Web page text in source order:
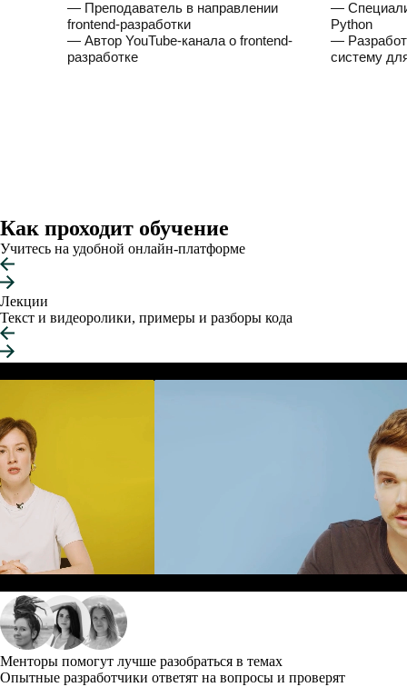
— Преподаватель в направлении
frontend-разработки
— Автор YouTube-канала о frontend-
разработке
—
Python
—
систему
Как проходит обучение
Учитесь на удобной онлайн-платформе
Лекции
Текст и видеоролики, примеры и разборы кода
Менторы помогут лучше разобраться в темах
Опытные разработчики ответят на вопросы и проверят